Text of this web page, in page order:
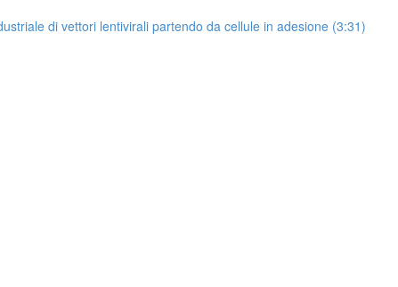
di vettori lentivirali partendo da cellule in adesione (3:31)